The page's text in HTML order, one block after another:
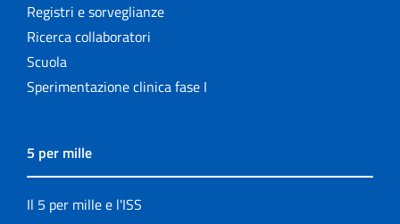
Registri e sorveglianze
Ricerca collaboratori
Scuola
Sperimentazione clinica fase I
5 per mille
Il 5 per mille e l'ISS